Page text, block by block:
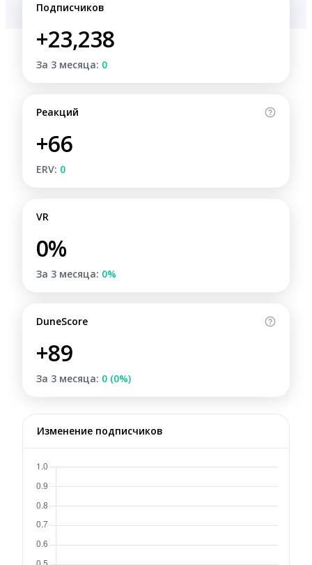
Подписчиков
+23,238
За 3 месяца: 0
Реакций
+66
ERV: 0
VR
0%
За 3 месяца: 0%
DuneScore
+89
За 3 месяца: 0 (0%)
Изменение подписчиков